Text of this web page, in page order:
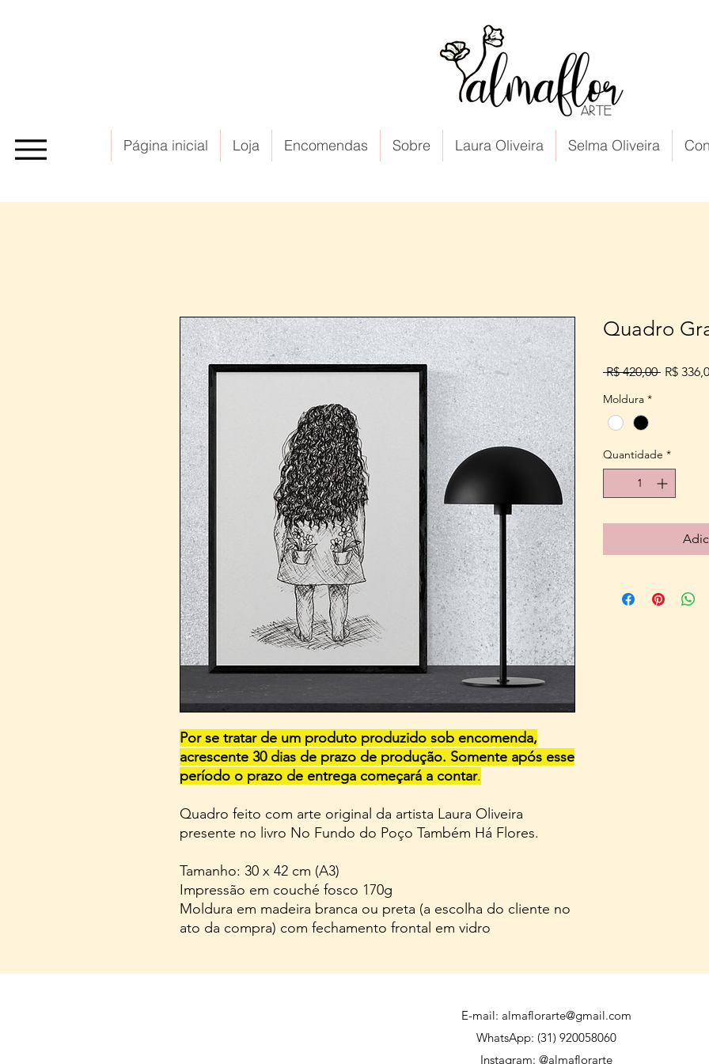
Página inicial Loja Encomendas Sobre Laura Oliveira Selma Oliveira
Por se tratar de um produto produzido sob encomenda,
acrescente 30 dias de prazo de produção. Somente após esse
período o prazo de entrega começará a contar.
Quadro feito com arte original da artista Laura Oliveira
presente no livro No Fundo do Poço Também Há Flores.
Tamanho: 30 x 42 cm (A3)
Impressão em couché fosco 170g
Moldura em madeira branca ou preta (a escolha do cliente no
ato da compra) com fechamento frontal em vidro
Quadro
R$ 420,00 Preço
R$
Moldura *
Quantidade *
E-mail: almaflorarte@gmail.com
WhatsApp: (31) 920058060
Instagram: @almaflorarte